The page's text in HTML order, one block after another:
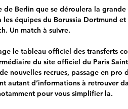
de Berlin que se déroulera la
équipes du Borussia Dortmund et
Un match à suivre.
le tableau officiel des transferts
du site officiel du Paris
nouvelles recrues, passage en pro
autant d’informations à retrouver
pour vous simplifier la.